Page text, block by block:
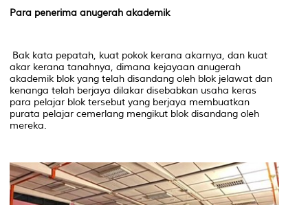
Para penerima anugerah akademik
Bak kata pepatah, kuat pokok kerana akarnya, dan kuat
akar kerana tanahnya, dimana kejayaan anugerah
akademik blok yang telah disandang oleh blok jelawat dan
kenanga telah berjaya dilakar disebabkan usaha keras
para pelajar blok tersebut yang berjaya membuatkan
purata pelajar cemerlang mengikut blok disandang oleh
mereka.